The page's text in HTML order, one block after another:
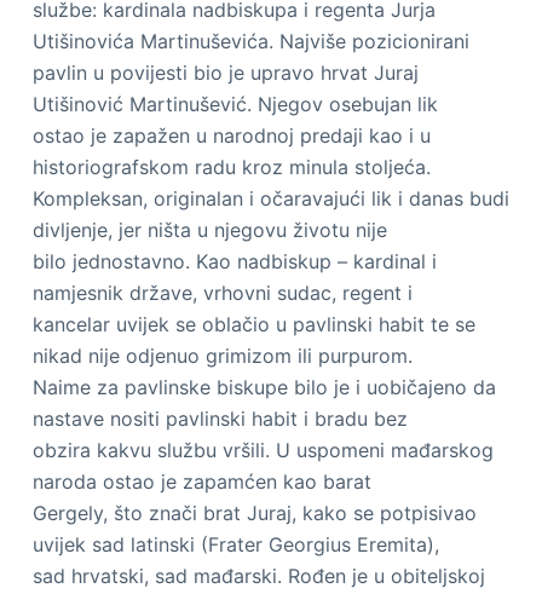
službe: kardinala nadbiskupa i regenta Jurja
Utišinovića Martinuševića. Najviše pozicionirani
pavlin u povijesti bio je upravo hrvat Juraj
Utišinović Martinušević. Njegov osebujan lik
ostao je zapažen u narodnoj predaji kao i u
historiografskom radu kroz minula stoljeća.
Kompleksan, originalan i očaravajući lik i danas budi
divljenje, jer ništa u njegovu životu nije
bilo jednostavno. Kao nadbiskup – kardinal i
namjesnik države, vrhovni sudac, regent i
kancelar uvijek se oblačio u pavlinski habit te se
nikad nije odjenuo grimizom ili purpurom.
Naime za pavlinske biskupe bilo je i uobičajeno da
nastave nositi pavlinski habit i bradu bez
obzira kakvu službu vršili. U uspomeni mađarskog
naroda ostao je zapamćen kao barat
Gergely, što znači brat Juraj, kako se potpisivao
uvijek sad latinski (Frater Georgius Eremita),
sad hrvatski, sad mađarski. Rođen je u obiteljskoj